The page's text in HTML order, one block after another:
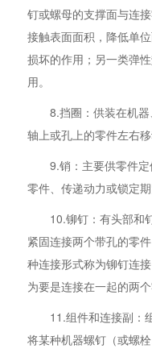
钉或螺母的支撑面与连
接触表面面积，降低单
损坏的作用；另一类弹
用。
8.挡圈：供装在机
轴上或孔上的零件左右移
9.销：主要供零件
零件、传递动力或锁定期
10.铆钉：有头部和
紧固连接两个带孔的零
种连接形式称为铆钉连
为要是连接在一起的两
11.组件和连接副：
将某种机器螺钉（或螺